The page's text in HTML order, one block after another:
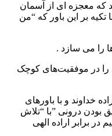
که معجزه ای از آسمان
تکیه بر این باور که “من
را می سازد .
را در موفقیت‌های کوچک
خداوند و با باورهای
بودن درونی ”با “تلاش
در برابر اراده الهی